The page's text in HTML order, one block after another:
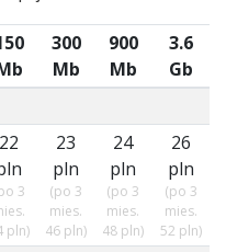
300
Mb
900
Mb
3.6
Gb
22
3
pln)
23
pln
(po 3
mies.
46 pln)
24
pln
(po 3
mies.
48 pln)
26
pln
(po 3
mies.
52 pln)